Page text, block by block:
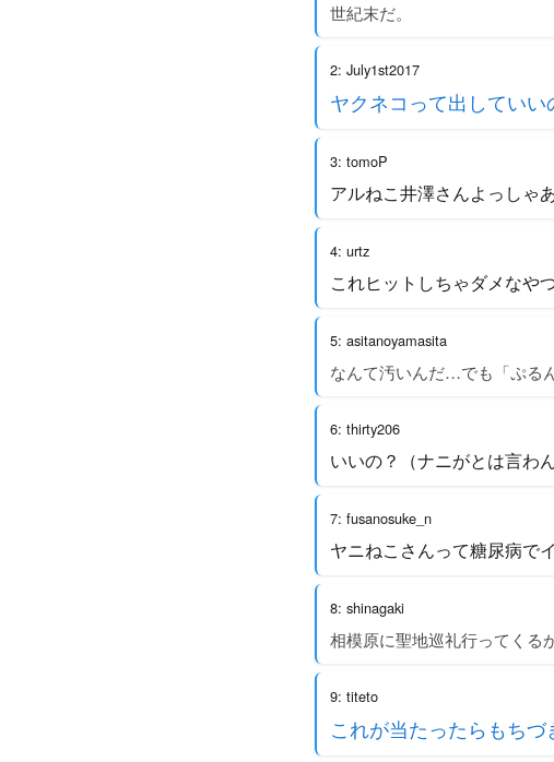
世紀末だ。
2: July1st2017
ヤクネコって出していい
3: tomoP
アルねこ井澤さんよっしゃ
4: urtz
これヒットしちゃダメなや
5: asitanoyamasita
なんて汚いんだ…でも「ぷる
6: thirty206
いいの？（ナニがとは言わん
7: fusanosuke_n
ヤニねこさんって糖尿病で
8: shinagaki
相模原に聖地巡礼行ってくる
9: titeto
これが当たったらもち